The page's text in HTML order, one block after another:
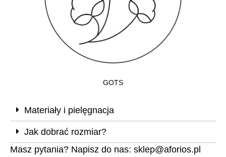
GOTS
Materiały i pielęgnacja
Jak dobrać rozmiar?
Masz pytania? Napisz do nas: sklep@aforios.pl